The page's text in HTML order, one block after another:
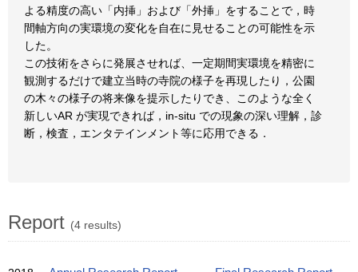
よる精度の高い「内挿」および「外挿」をすることで，時
間軸方向の実環境の変化を自在に見せることの可能性を示
した。
この技術をさらに発展させれば、一定期間実環境を精密に
観測するだけで建立当時の寺院の様子を再現したり，公園
の木々の様子の将来像を提示したりでき、このような全く
新しいAR が実現できれば，in-situ での現象の深い理解，診
断，検査，エンタテインメント等に応用できる．
Report (4 results)